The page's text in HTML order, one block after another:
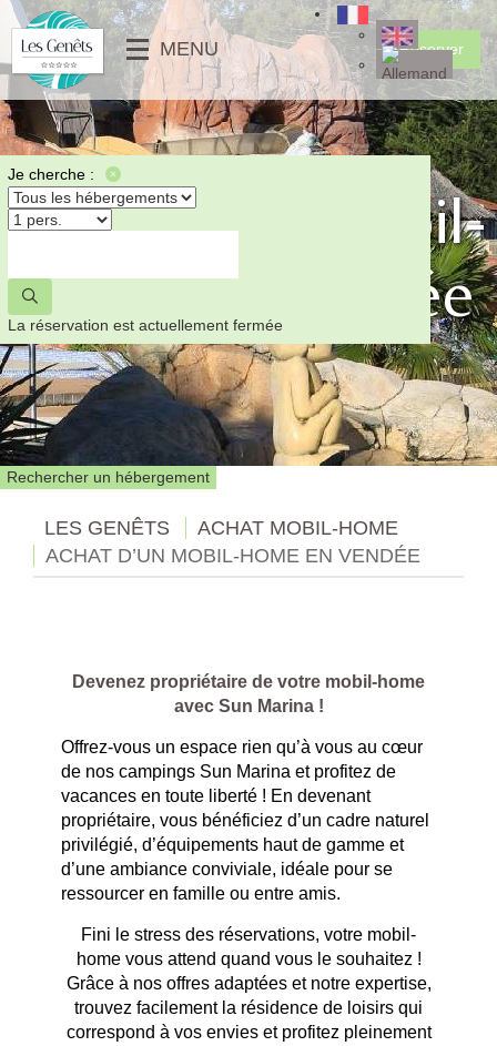
MENU
╳
SERVICES
GALERIE PHOTOS
VIDÉOS
ACTUALITÉS
⟶
CLUB ENFANTS
⟵
MOBIL-HOME
MOBIL-HOME PMR
INSOLITES
EMPLACEMENTS
Réserver
Achat d’un mobil-
home en Vendée
Rechercher un hébergement
Je cherche :
La réservation est actuellement fermée
LES GENÊTS
ACHAT MOBIL-HOME
ACHAT D’UN MOBIL-HOME EN VENDÉE
Devenez propriétaire de votre mobil-home
avec Sun Marina !
Offrez-vous un espace rien qu’à vous au cœur
de nos campings Sun Marina et profitez de
vacances en toute liberté ! En devenant
propriétaire, vous bénéficiez d’un cadre naturel
privilégié, d’équipements haut de gamme et
d’une ambiance conviviale, idéale pour se
ressourcer en famille ou entre amis.
Fini le stress des réservations, votre mobil-
home vous attend quand vous le souhaitez !
Grâce à nos offres adaptées et notre expertise,
trouvez facilement la résidence de loisirs qui
correspond à vos envies et profitez pleinement